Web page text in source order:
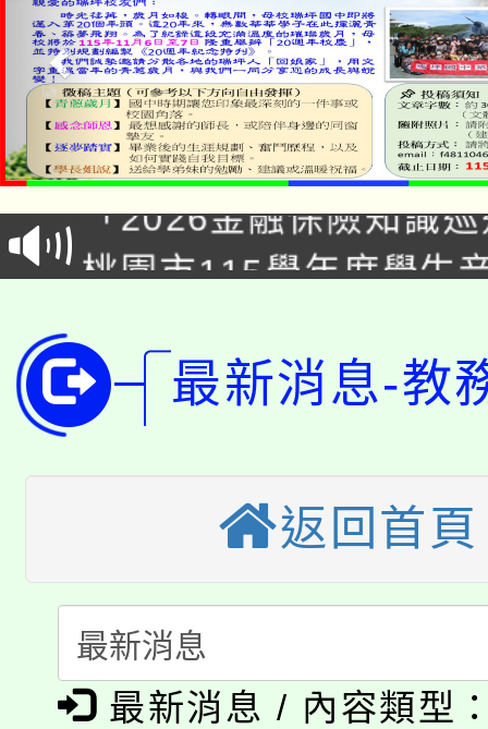
公告本校115學年度第
代理(課)教師甄選結果(
「2026金融保險知識
車」活動
桃園市115學年度學生
代理(課)教師甄選結果(
公告本校115學年度第
代理(課)教師甄選結果(
轉知中國文化大學推廣
《TA101》溝通分析基
程，歡迎學生輔導中心
心理、諮商輔導、社會
系所師生報名參加。
轉知苗栗縣政府辦理
縣市「校園短影音徵
門員」簡章及活動海報
踴躍報名參加。
桃園市115學年度學生
要點
「桃園市補助參觀特色
展演活動實施計畫」
115年度「教育部表揚
義教育推展貢獻獎」
公告本校115學年度第
最新消息-教
返回首頁
最新消息 / 內容類型